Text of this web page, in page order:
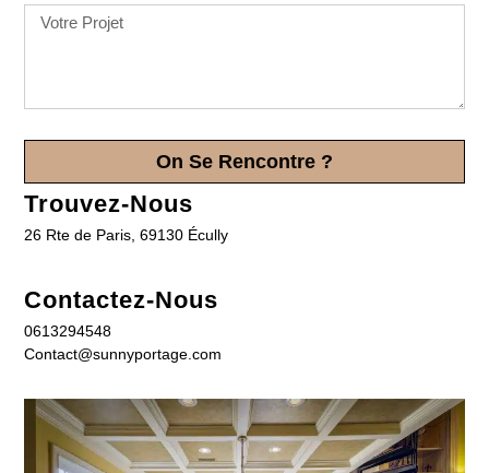
Trouvez-Nous
26 Rte de Paris, 69130 Écully
Contactez-Nous
0613294548
Contact@sunnyportage.com
On Se Rencontre ?